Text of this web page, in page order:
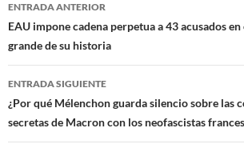
Navegación
de
entradas
ENTRADA ANTERIOR
EAU impone cadena perpetua a 43 acusados
grande de su historia
ENTRADA SIGUIENTE
¿Por qué Mélenchon guarda silencio sobre las
secretas de Macron con los neofascistas